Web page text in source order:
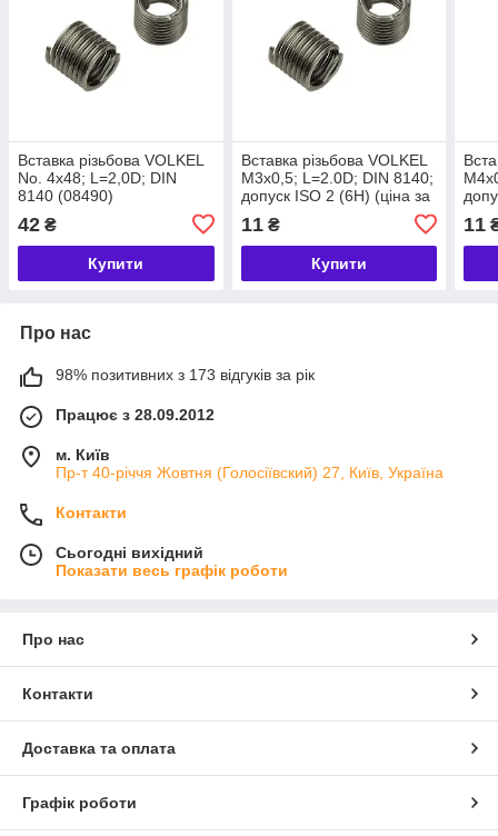
Вставка різьбова VOLKEL
No. 4x48; L=2,0D; DIN
8140 (08490)
42 ₴
Купити
Вставка різьбова VOLKEL
М3х0,5; L=2.0D; DIN 8140;
допуск ІSO 2 (6H) (ціна за
11₴
Купити
11
Про нас
98% позитивних з 173 відгуків за рік
Працює з 28.09.2012
м. Київ
Пр-т 40-річчя Жовтня (Голосіївский) 27, Київ, Україна
Контакти
Сьогодні вихідний
Показати весь графік роботи
Про нас
Контакти
Доставка та оплата
Графік роботи